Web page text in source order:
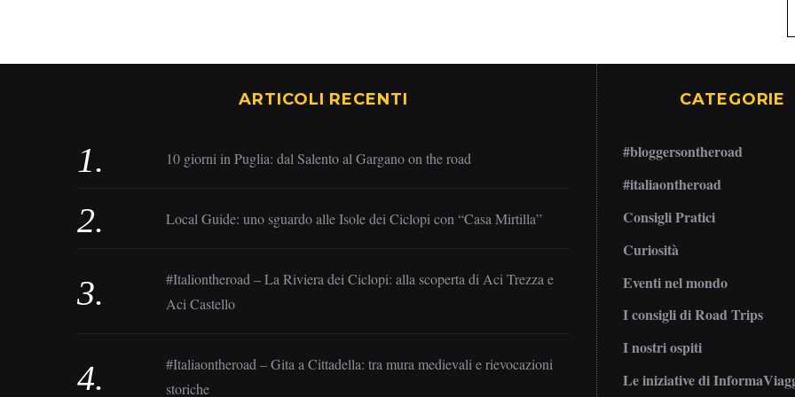
ARTICOLI RECENTI
10 giorni in Puglia: dal Salento al Gargano on the road
Local Guide: uno sguardo alle Isole dei Ciclopi con “Casa Mirtilla”
#Italiontheroad – La Riviera dei Ciclopi: alla scoperta di Aci Trezza e
Aci Castello
#Italiaontheroad – Gita a Cittadella: tra mura medievali e rievocazioni
storiche
CATEGORIE
#bloggersontheroad
#italiaontheroad
Consigli Pratici
Curiosità
Eventi nel mondo
I consigli di Road Trips
I nostri ospiti
Le iniziative di